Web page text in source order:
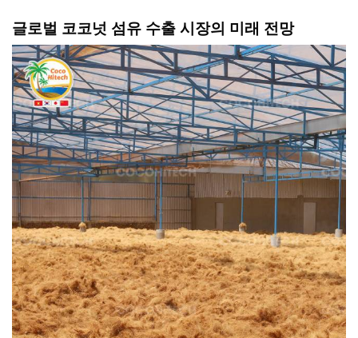
글로벌 코코넛 섬유 수출 시장의 미래 전망